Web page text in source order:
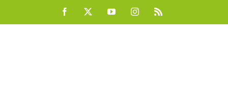
Facebook YouTubeInstagram